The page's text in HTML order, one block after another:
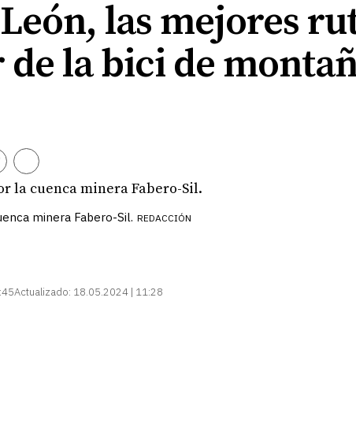
las mejores
la bici de
minera Fabero-Sil. REDACCIÓN
Actualizado: 18.05.2024 | 11:28